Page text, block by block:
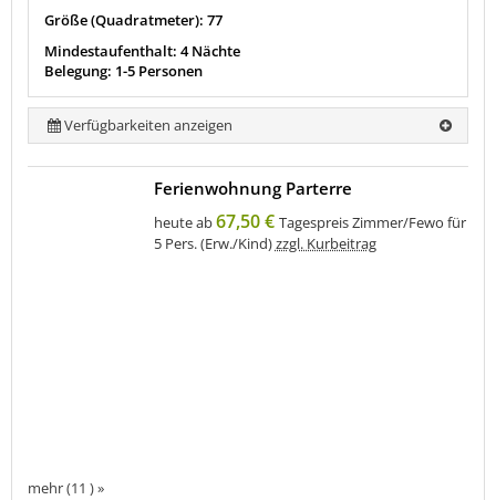
Größe (Quadratmeter): 77
Mindestaufenthalt: 4 Nächte
Belegung: 1-5 Personen
Verfügbarkeiten anzeigen
mehr (11 ) »
Ferienwohnung Parterre
heute ab67,50 € Tagespreis Zimmer/Fewo für
5 Pers. (Erw./Kind)zzgl. Kurbeitrag